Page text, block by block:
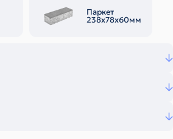
Паркет
238х78х60мм